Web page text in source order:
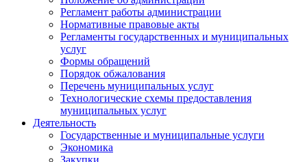
Регламент работы администрации
Нормативные правовые акты
Регламенты государственных и муниципальных
услуг
Формы обращений
Порядок обжалования
Перечень муниципальных услуг
Технологические схемы предоставления
муниципальных услуг
Деятельность
Государственные и муниципальные услуги
Экономика